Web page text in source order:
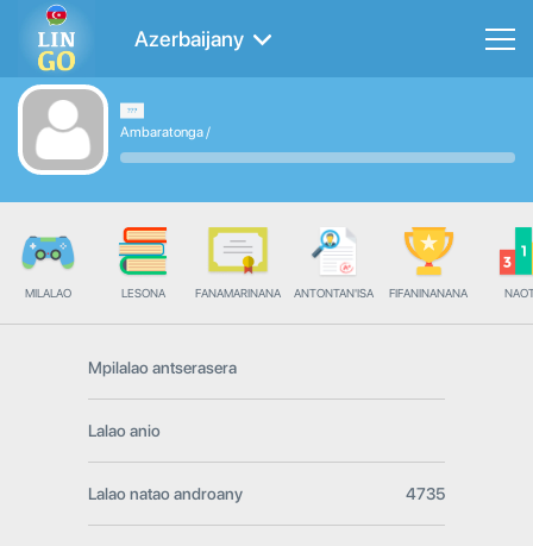
Azerbaijany
Ambaratonga/
MILALAO LESONA FANAMARINANA ANTONTAN'ISA FIFANINANANA
Mpilalao antserasera
Lalao anio
Lalao natao androany 4735